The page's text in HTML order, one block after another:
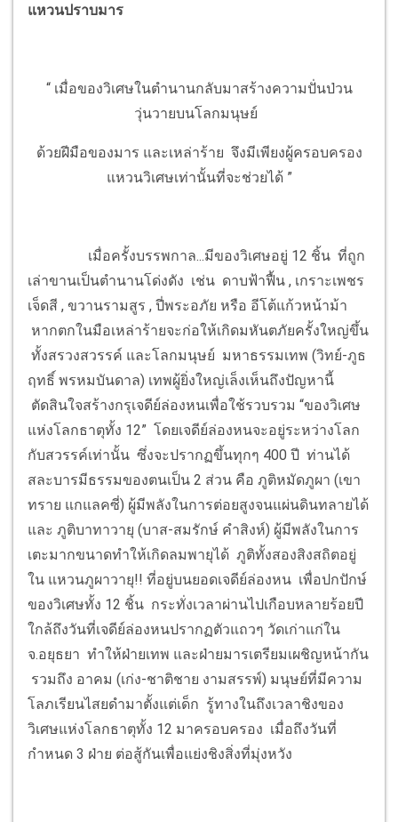
แหวนปราบมาร
“ เมื่อของวิเศษในตำนานกลับมาสร้างความปั่นป่วน
วุ่นวายบนโลกมนุษย์
ด้วยฝีมือของมาร และเหล่าร้าย จึงมีเพียงผู้ครอบครอง
แหวนวิเศษเท่านั้นที่จะช่วยได้ ”
เมื่อครั้งบรรพกาล...มีของวิเศษอยู่ 12 ชิ้น ที่ถูก
เล่าขานเป็นตำนานโด่งดัง เช่น ดาบฟ้าฟื้น , เกราะเพชร
เจ็ดสี , ขวานรามสูร , ปี่พระอภัย หรือ อีโต้แก้วหน้าม้า
หากตกในมือเหล่าร้ายจะก่อให้เกิดมหันตภัยครั้งใหญ่ขึ้น
ทั้งสรวงสวรรค์ และโลกมนุษย์ มหาธรรมเทพ (วิทย์-ภูธ
ฤทธิ์ พรหมบันดาล) เทพผู้ยิ่งใหญ่เล็งเห็นถึงปัญหานี้
ตัดสินใจสร้างกรุเจดีย์ล่องหนเพื่อใช้รวบรวม “ของวิเศษ
แห่งโลกธาตุทั้ง 12” โดยเจดีย์ล่องหนจะอยู่ระหว่างโลก
กับสวรรค์เท่านั้น ซึ่งจะปรากฏขึ้นทุกๆ 400 ปี ท่านได้
สละบารมีธรรมของตนเป็น 2 ส่วน คือ ภูติหมัดภูผา (เขา
ทราย แกแลคซี่) ผู้มีพลังในการต่อยสูงจนแผ่นดินทลายได้
และ ภูติบาทาวายุ (บาส-สมรักษ์ คำสิงห์) ผู้มีพลังในการ
เตะมากขนาดทำให้เกิดลมพายุได้ ภูติทั้งสองสิงสถิตอยู่
ใน แหวนภูผาวายุ!! ที่อยู่บนยอดเจดีย์ล่องหน เพื่อปกปักษ์
ของวิเศษทั้ง 12 ชิ้น กระทั่งเวลาผ่านไปเกือบหลายร้อยปี
ใกล้ถึงวันที่เจดีย์ล่องหนปรากฏตัวแถวๆ วัดเก่าแก่ใน
จ.อยุธยา ทำให้ฝ่ายเทพ และฝ่ายมารเตรียมเผชิญหน้ากัน
รวมถึง อาคม (เก่ง-ชาติชาย งามสรรพ์) มนุษย์ที่มีความ
โลภเรียนไสยดำมาตั้งแต่เด็ก รู้ทางในถึงเวลาชิงของ
วิเศษแห่งโลกธาตุทั้ง 12 มาครอบครอง เมื่อถึงวันที่
กำหนด 3 ฝ่าย ต่อสู้กันเพื่อแย่งชิงสิ่งที่มุ่งหวัง